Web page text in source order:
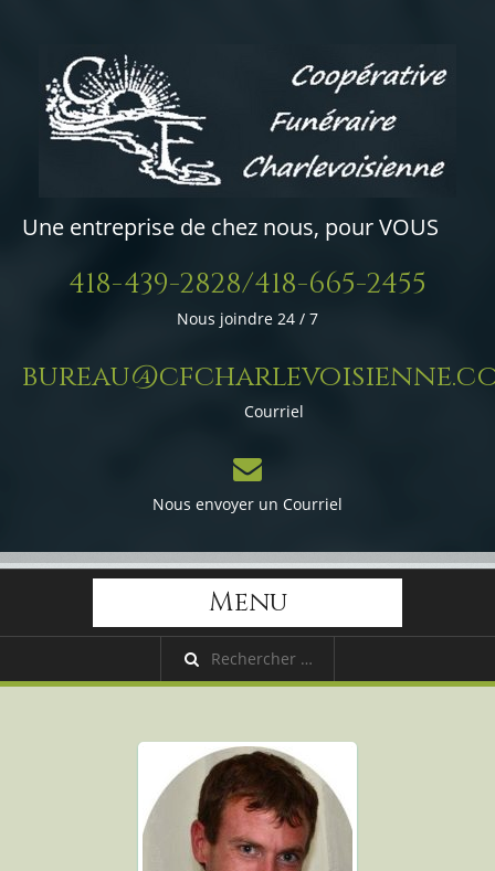
Une entreprise de chez nous, pour VOUS
418-439-2828/418-665-2455
Nous joindre 24 / 7
Courriel
Nous envoyer un Courriel
Menu